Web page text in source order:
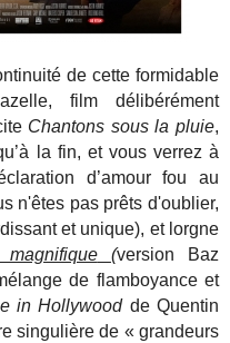
de cette formidable
film délibérément
Chantons sous la pluie,
la fin, et vous verrez à
d’amour fou au
n'êtes pas prêts d'oublier,
et unique), et lorgne
(version Baz
de flamboyance et
in Hollywood de Quentin
singulière de « grandeurs